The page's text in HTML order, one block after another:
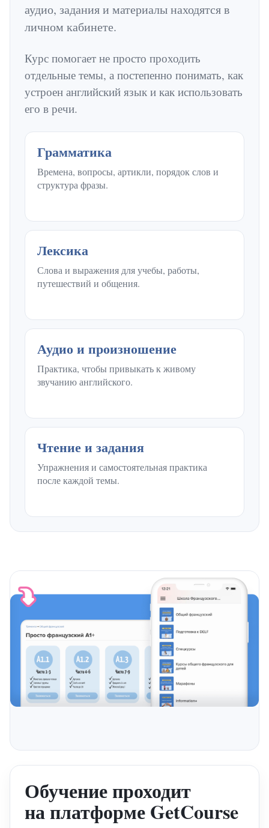
аудио, задания и материалы находятся в
личном кабинете.
Курс помогает не просто проходить
отдельные темы, а постепенно понимать, как
устроен английский язык и как использовать
его в речи.
Грамматика
Времена, вопросы, артикли, порядок слов и
структура фразы.
Лексика
Слова и выражения для учебы, работы,
путешествий и общения.
Аудио и произношение
Практика, чтобы привыкать к живому
звучанию английского.
Чтение и задания
Упражнения и самостоятельная практика
после каждой темы.
Обучение проходит
на платформе GetCourse